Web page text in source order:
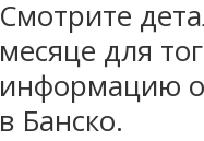
Смотрите
месяце для
информацию о
в Банско.